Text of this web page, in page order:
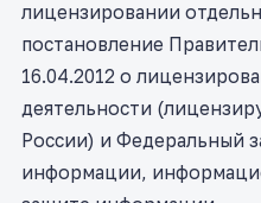
лицензировании
постановление
16.04.2012 о
деятельности
России) и Федеральный
информации,